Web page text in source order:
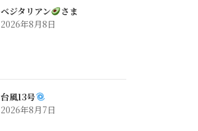
ベジタリアン
さま
2026年8月8日
台風13号
2026年8月7日